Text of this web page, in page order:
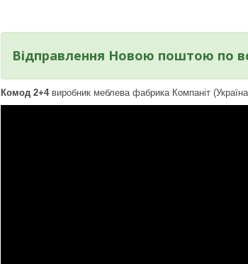
Відправлення Новою поштою по
Комод 2+4 виробник меблева фабрика Компаніт